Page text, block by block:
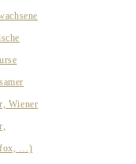
Wiener
…)